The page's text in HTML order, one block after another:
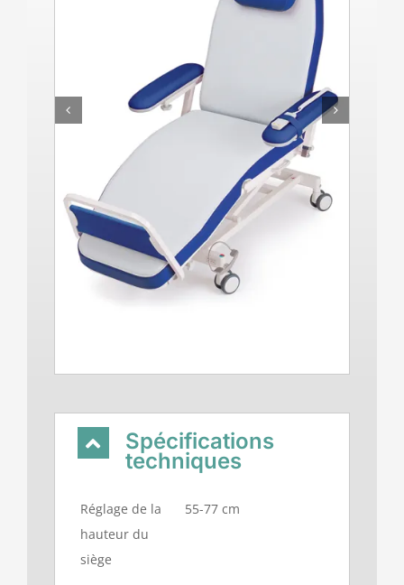
Spécifications
techniques
Réglage de la
hauteur du
siège
55-77 cm